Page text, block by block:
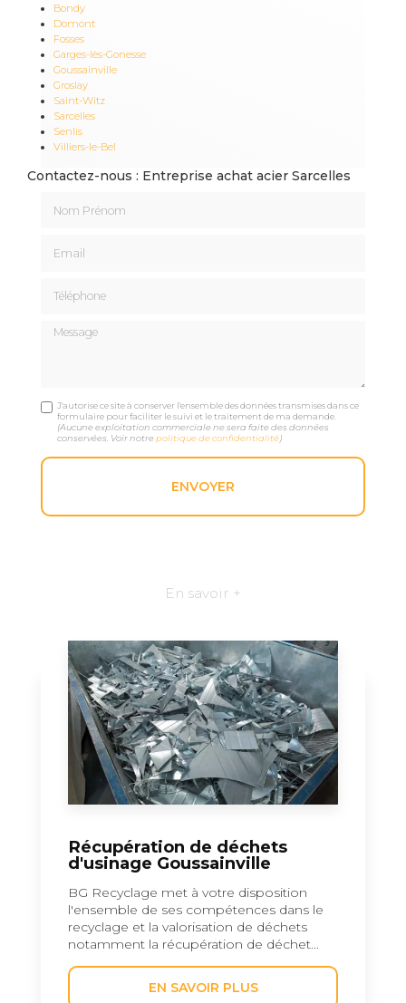
Bondy
Domont
Fosses
Garges-lès-Gonesse
Goussainville
Groslay
Saint-Witz
Sarcelles
Senlis
Villiers-le-Bel
Contactez-nous : Entreprise achat acier Sarcelles
Message
J'autorise ce site à conserver l'ensemble des données transmises dans ce
formulaire pour faciliter le suivi et le traitement de ma demande.
(Aucune exploitation commerciale ne sera faite des données
conservées. Voir notrepolitique de confidentialité)
En savoir +
Récupération de déchets
d'usinage Goussainville
BG Recyclage met à votre disposition
l'ensemble de ses compétences dans le
recyclage et la valorisation de déchets
notamment la récupération de déchet...
EN SAVOIR PLUS